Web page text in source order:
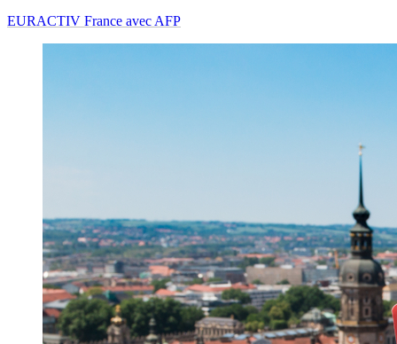
EURACTIV France avec AFP